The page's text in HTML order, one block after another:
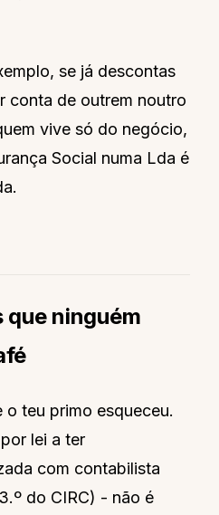
se já descontas
conta de outrem noutro
vive só do negócio,
Social numa Lda é
ninguém
teu primo esqueceu.
lei a ter
com contabilista
do CIRC) - não é